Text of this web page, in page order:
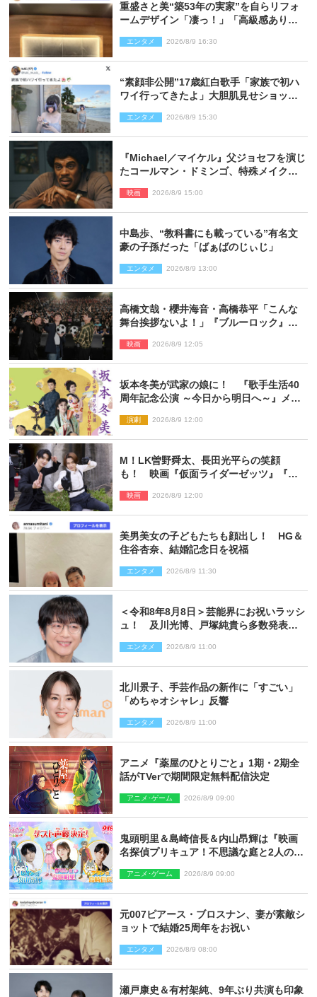
重盛さと美“築53年の実家”を自らリフォ
ームデザイン「凄っ！」「高級感ありま
エンタメ 2026/8/9 16:30
“素顔非公開”17歳紅白歌手「家族で初ハ
ワイ行ってきたよ」大胆肌見せショット
エンタメ 2026/8/9 15:30
『Michael／マイケル』父ジョセフを演じ
たコールマン・ドミンゴ、特殊メイクに2
映画 2026/8/9 15:00
中島歩、“教科書にも載っている”有名文
豪の子孫だった「ばぁばのじぃじ」
エンタメ 2026/8/9 13:00
高橋文哉・櫻井海音・高橋恭平「こんな
舞台挨拶ないよ！」『ブルーロック』自
映画 2026/8/9 12:05
坂本冬美が武家の娘に！ 『歌手生活40
周年記念公演 ～今日から明日へ～』メイ
演劇 2026/8/9 12:00
M！LK曽野舜太、長田光平らの笑顔
も！ 映画『仮面ライダーゼッツ』『超
ショット到着
映画 2026/8/9 12:00
美男美女の子どもたちも顔出し！ HG＆
住谷杏奈、結婚記念日を祝福
エンタメ 2026/8/9 11:30
＜令和8年8月8日＞芸能界にお祝いラッシ
ュ！ 及川光博、戸塚純貴ら多数発表結
エンタメ 2026/8/9 11:00
北川景子、手芸作品の新作に「すごい」
「めちゃオシャレ」反響
エンタメ 2026/8/9 11:00
アニメ『薬屋のひとりごと』1期・2期全
話がTVerで期間限定無料配信決定
アニメ･ゲーム 2026/8/9 09:00
鬼頭明里＆島崎信長＆内山昂輝は『映画
名探偵プリキュア！不思議な庭と2人の秘
アニメ･ゲーム 2026/8/9 09:00
元007ピアース・ブロスナン、妻が素敵シ
ョットで結婚25周年をお祝い
エンタメ 2026/8/9 08:00
瀬戸康史＆有村架純、9年ぶり共演も印象